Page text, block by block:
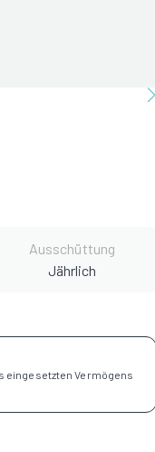
Ausschüttung
Jährlich
eingesetzten Vermögens